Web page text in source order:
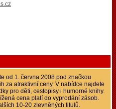
od 1. června 2008 pod značkou
za atraktivní ceny. V nabídce najdete
pro děti, cestopisy i humorné knihy.
cena platí do vyprodání zásob.
10-20 zlevněných titulů.